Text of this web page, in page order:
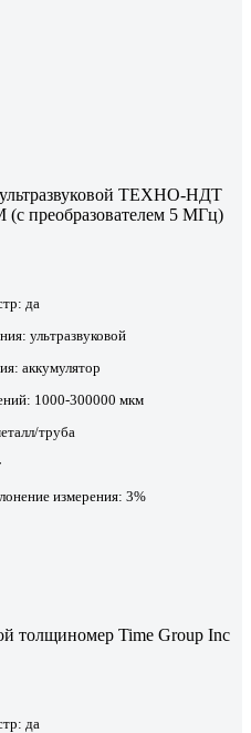
ТЕХНО-НДТ
преобразователем 5 МГц)
да
ультразвуковой
аккумулятор
1000-300000 мкм
труба
измерения: 3%
толщиномер Time Group Inc
да